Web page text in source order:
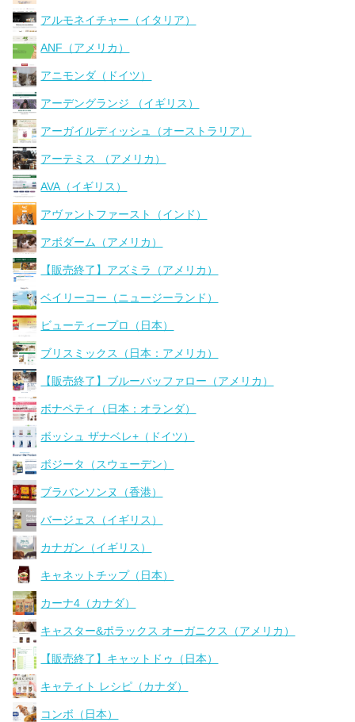
アルモネイチャー（イタリア）
ANF（アメリカ）
アニモンダ（ドイツ）
アーデングランジ （イギリス）
アーガイルディッシュ（オーストラリア）
アーテミス （アメリカ）
AVA（イギリス）
アヴァントファースト（インド）
アボダーム（アメリカ）
【販売終了】アズミラ（アメリカ）
ベイリーコー（ニュージーランド）
ビューティープロ（日本）
ブリスミックス（日本：アメリカ）
【販売終了】ブルーバッファロー（アメリカ）
ボナペティ（日本：オランダ）
ボッシュ ザナベレ+（ドイツ）
ボジータ（スウェーデン）
ブラバンソンヌ（香港）
バージェス（イギリス）
カナガン（イギリス）
キャネットチップ（日本）
カーナ4（カナダ）
キャスター&ポラックス オーガニクス（アメリカ）
【販売終了】キャットドゥ（日本）
キャティト レシピ（カナダ）
コンボ（日本）